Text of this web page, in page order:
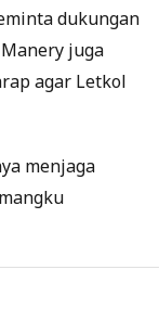
dukungan
juga
agar Letkol
menjaga